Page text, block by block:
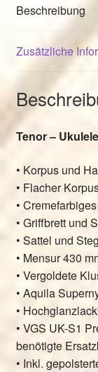
Beschreibung
Zusätzliche
Tenor –
• Korpus und
• Flacher
•
• Griffbrett und
• Sattel und
• Mensur 430
• Vergoldete
• Aquila
•
• VGS UK-S1
benötigte
• Inkl.